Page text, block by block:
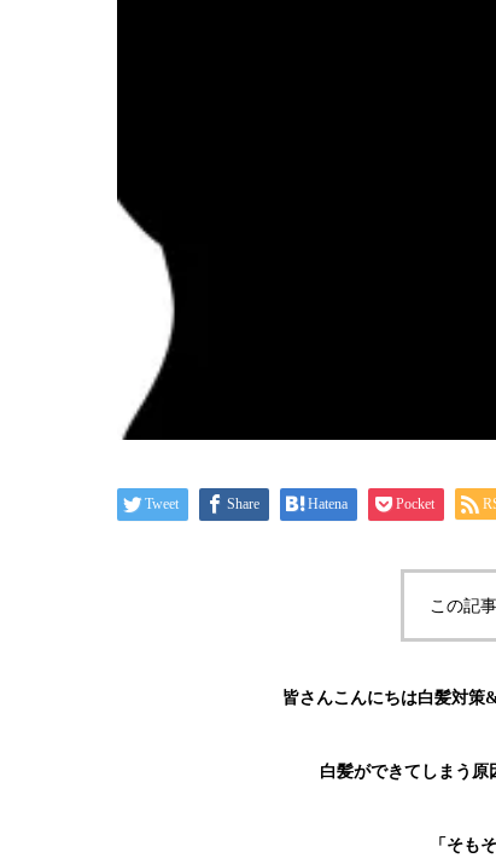
Tweet Share Hatena Pocket
この記
皆さんこんにちは白髪対策
白髪ができてしまう原
「そも